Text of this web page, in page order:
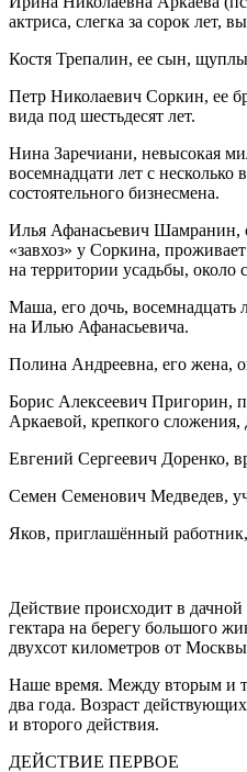
актриса, слегка за сорок лет,
Костя Трепалин, ее сын,
Петр Николаевич Соркин, ее
вида под шестьдесят лет.
Нина Заречиани, невысокая
восемнадцати лет с
состоятельного бизнесмена.
Илья Афанасьевич Шамранин,
«завхоз» у Соркина,
на территории усадьбы, около
Маша, его дочь, восемнадцать
на Илью Афанасьевича.
Полина Андреевна, его жена,
Борис Алексеевич Пригорин,
Аркаевой, крепкого
Евгений Сергеевич Доренко,
Семен Семенович Медведев,
Яков, приглашённый
Действие происходит в
гектара на берегу большого
двухсот километров от
Наше время. Между вторым и
два года. Возраст
и второго действия.
ДЕЙСТВИЕ ПЕРВОЕ